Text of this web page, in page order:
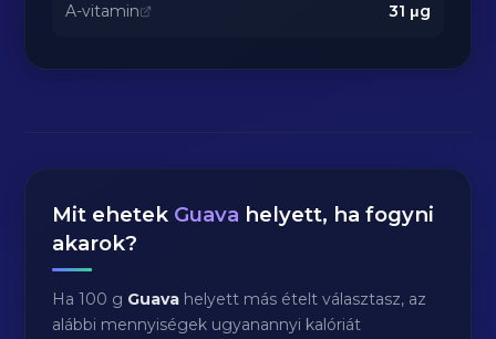
A-vitamin 31 μg
Mit ehetek Guava helyett, ha fogyni
akarok?
Ha 100 g Guava helyett más ételt választasz, az
alábbi mennyiségek ugyanannyi kalóriát